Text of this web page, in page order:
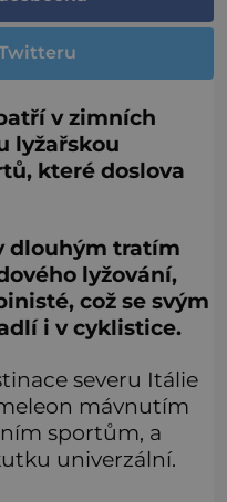
v zimních
lyžařskou
které doslova
dlouhým tratím
lyžování,
což se svým
i v cyklistice.
severu Itálie
mávnutím
sportům, a
univerzální.